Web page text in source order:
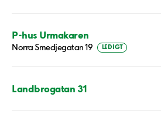
P-hus Urmakaren
Norra Smedjegatan 19 LEDIGT
Landbrogatan 31